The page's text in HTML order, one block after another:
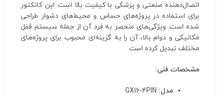
اتصال‌دهنده صنعتی و پزشکی با کیفیت بالا است. این کانکتور
برای استفاده در پروژه‌های حساس و محیط‌های دشوار طراحی
شده است. ویژگی‌های منحصر به فرد آن از جمله سیستم قفل
مکانیکی و دوام بالا، آن را به گزینه‌ای محبوب برای پروژه‌های
مختلف تبدیل کرده است.
مشخصات فنی:
مدل: